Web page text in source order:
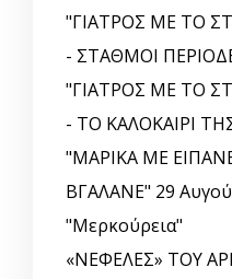
"ΓΙΑΤΡΟΣ ΜΕ ΤΟ
- ΣΤΑΘΜΟΙ
"ΓΙΑΤΡΟΣ ΜΕ ΤΟ
- ΤΟ ΚΑΛΟΚΑΙΡΙ
"ΜΑΡΙΚΑ ΜΕ
ΒΓΑΛΑΝΕ" 29
"Μερκούρεια"
«ΝΕΦΕΛΕΣ» ΤΟΥ